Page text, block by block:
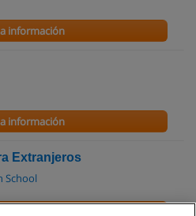
información
información
Extranjeros
School